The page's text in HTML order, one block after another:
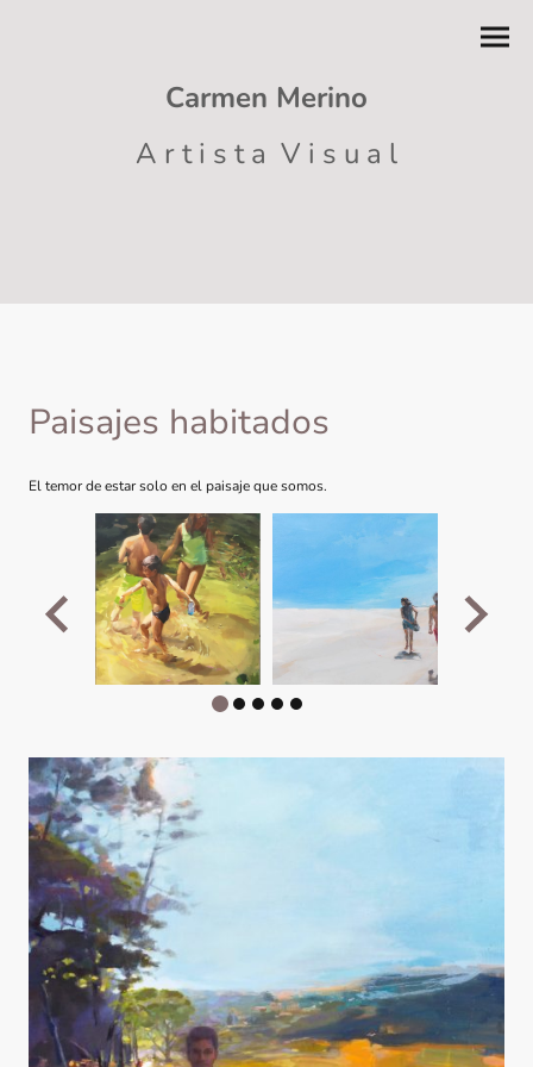
Carmen Merino
A r t i s t a V i s u a l
Paisajes habitados
El temor de estar solo en el paisaje que somos.